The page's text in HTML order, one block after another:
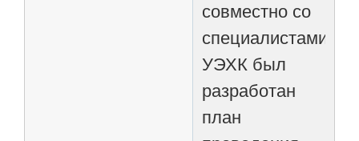
совместно со
специалистами
УЭХК был
разработан
план